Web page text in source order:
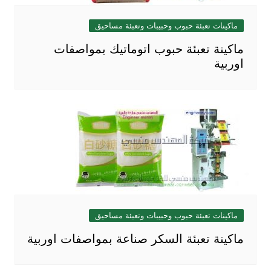
ماكينات تعبئة حبوب وحبيبات وتعبئة مساحيق
ماكينة تعبئة حبوب اتوماتيك بمواصفات
اوربية
ماكينات تعبئة حبوب وحبيبات وتعبئة مساحيق
ماكينة تعبئة السكر صناعة بمواصفات اوربية